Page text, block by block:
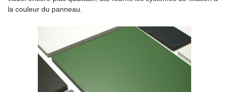
la couleur du panneau.